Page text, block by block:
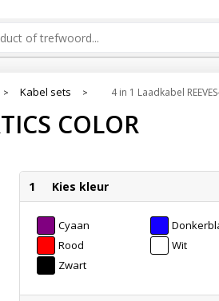
> Kabel sets > 4 in 1 Laadkabel
COLOR
1 Kies kleur
Cyaan
Rood
Wit
Zwart